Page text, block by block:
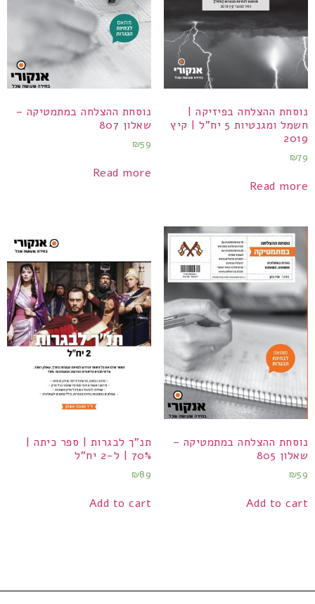
נוסחת ההצלחה בפיזיקה |
חשמל ומגנטיות 5 יח"ל | קיץ
2019
₪79
Read more
נוסחת ההצלחה במתמטיקה –
שאלון 807
₪59
Read more
נוסחת ההצלחה במתמטיקה –
שאלון 805
₪59
Add to cart
תנ"ך לבגרות | ספר כיתה |
70% | ל-2 יח"ל
₪89
Add to cart